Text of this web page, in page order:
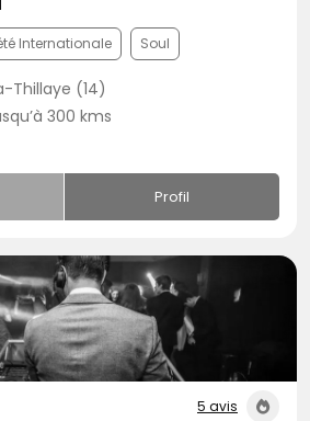
Internationale Soul
Thillaye (14)
300 kms
Profil
5 avis